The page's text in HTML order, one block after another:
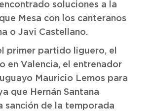
soluciones a la
Mesa con los canteranos
o Javi Castellano.
primer partido liguero, el
en Valencia, el entrenador
Mauricio Lemos para
que Hernán Santana
sanción de la temporada